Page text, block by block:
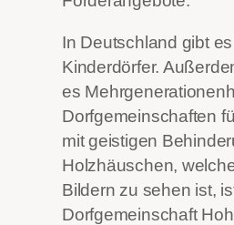
In Deutschland gibt
Kinderdörfer.
es
Dorfgemeinschaften
mit geistigen
Holzhäuschen,
Bildern zu sehen ist,
Dorfgemeinschaft